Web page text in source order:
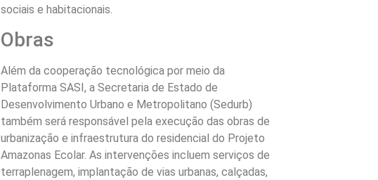
sociais e habitacionais.
Obras
Além da cooperação tecnológica por meio da
Plataforma SASI, a Secretaria de Estado de
Desenvolvimento Urbano e Metropolitano (Sedurb)
também será responsável pela execução das obras de
urbanização e infraestrutura do residencial do Projeto
Amazonas Ecolar. As intervenções incluem serviços de
terraplenagem, implantação de vias urbanas, calçadas,